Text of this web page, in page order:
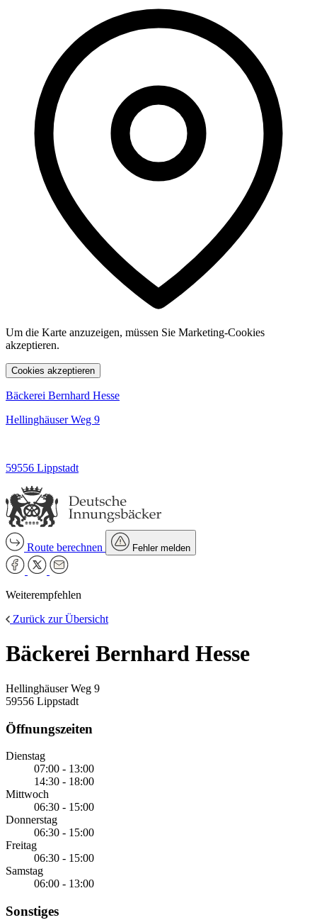
Um die Karte anzuzeigen, müssen Sie Marketing-Cookies
akzeptieren.
Cookies akzeptieren
Bäckerei Bernhard Hesse
Hellinghäuser Weg 9
59556 Lippstadt
Route berechnen Fehler melden
Weiterempfehlen
Zurück zur Übersicht
Bäckerei Bernhard Hesse
Hellinghäuser Weg 9
59556 Lippstadt
Öffnungszeiten
Dienstag
07:00 - 13:00
14:30 - 18:00
Mittwoch
06:30 - 15:00
Donnerstag
06:30 - 15:00
Freitag
06:30 - 15:00
Samstag
06:00 - 13:00
Sonstiges